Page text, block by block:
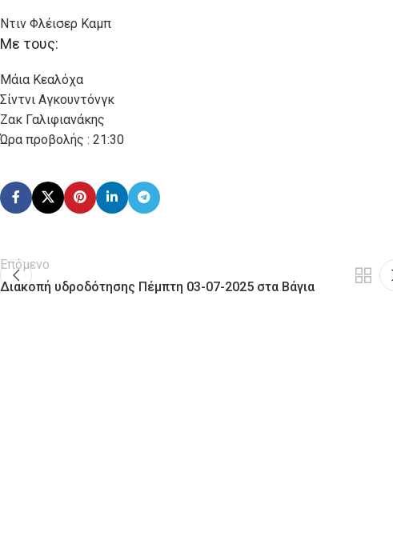
Ντιν Φλέισερ Καμπ
Με τους:
Μάια Κεαλόχα
Σίντνι Αγκουντόνγκ
Ζακ Γαλιφιανάκης
Ώρα προβολής : 21:30
Επόμενο
Διακοπή υδροδότησης Πέμπτη 03-07-2025 στα Βάγια